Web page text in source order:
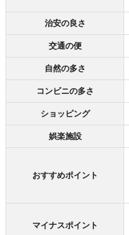
治安の良さ
交通の便
自然の多さ
コンビニの多さ
ショッピング
娯楽施設
おすすめポイント
マイナスポイント